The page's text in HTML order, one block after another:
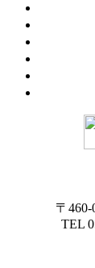
〒
TEL